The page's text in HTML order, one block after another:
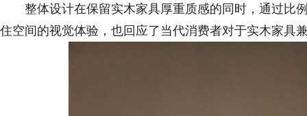
整体设计在保留实木家具厚重质感的同时，通过比
住空间的视觉体验，也回应了当代消费者对于实木家具